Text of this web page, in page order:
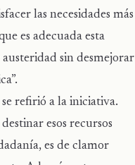
las necesidades más
es adecuada esta
sin desmejorar
refirió a la iniciativa.
esos recursos
es de clamor